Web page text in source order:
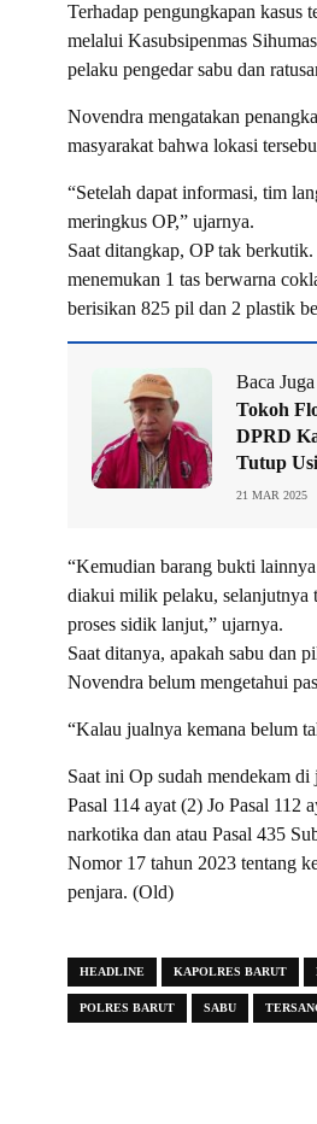
Terhadap pengungkapan
melalui Kasubsipenmas
pelaku pengedar sabu dan
Novendra mengatakan
masyarakat bahwa lokasi
“Setelah dapat informasi, tim
meringkus OP,” ujarnya.
Saat ditangkap, OP tak
menemukan 1 tas berwarna
berisikan 825 pil dan 2 plastik
Baca Juga
Tokoh
DPRD
Tutup
21 MAR 2025
“Kemudian barang bukti
diakui milik pelaku, selanjutnya
proses sidik lanjut,” ujarnya.
Saat ditanya, apakah sabu dan
Novendra belum mengetahui
“Kalau jualnya kemana belum
Saat ini Op sudah mendekam
Pasal 114 ayat (2) Jo Pasal
narkotika dan atau Pasal 435
Nomor 17 tahun 2023 tentang
penjara. (Old)
HEADLINE KAPOLRES BARUT
POLRES BARUT SABU